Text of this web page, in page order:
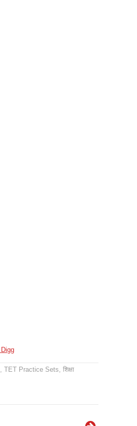
Digg
, TET Practice Sets, शिक्षा